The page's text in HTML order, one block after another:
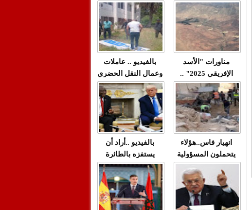
"مولات 88 غرزة"
مثالا(فيديو)
متابعة حميد طولست
في زمن تزداد فيه
حالات العنف ضد
النساء ويغيب فيه أحيانًا
صدى العدالة في
ردهات الم...
صادمة وملتمس
"الوجهاء"؟/ صمت
وزارة الداخلية؟/أين
الوزير التوفيق؟(فيديو)
بالفيديو .. عاملات
وعمال النقل الحضري
بفاس يعبرون عن
ارتياحهم بعد إنهاء عقد
شركة "سيتي باص"
مناورات "الأسد
الإفريقي 2025" ..
شاهد القاذفة النووية
في تدريب مع ثماني
مقاتلات من نوع F-16
تابعة للقوات الجوية
الملكية المغربية
بالفيديو ..أراد أن
يستفزه بالطائرة
القطرية لكن ترامب
فضحه أمام العالم
بالحجة والدليل
انهيار فاس..هؤلاء
يتحملون المسؤولية
ومآسي العمارات
العشوائية مفتوحة